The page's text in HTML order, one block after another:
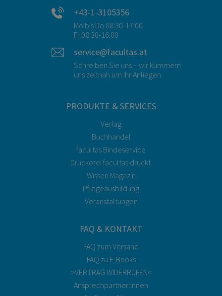
+43-1-3105356
Mo bis Do 08:30-17:00
Fr 08:30-16:00
service@facultas.at
Schreiben Sie uns – wir kümmern
uns zeitnah um Ihr Anliegen.
PRODUKTE & SERVICES
Verlag
Buchhandel
facultas Bindeservice
Druckerei facultas druckt.
Wissen Magazin
Pflegeausbildung
Veranstaltungen
FAQ & KONTAKT
FAQ zum Versand
FAQ zu E-Books
>VERTRAG WIDERRUFEN<
Ansprechpartner:innen